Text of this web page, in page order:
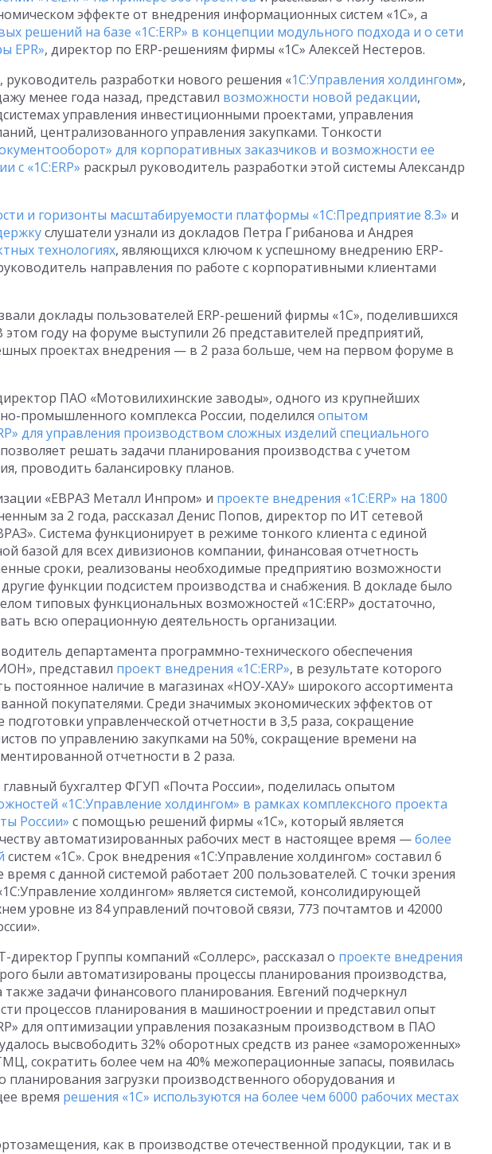
эффекте от внедрения информационных систем «1С», а
решений на базе «1С:ERP» в концепции модульного подхода и о сети
EPR», директор по ERP-решениям фирмы «1С» Алексей Нестеров.
разработки нового решения «1С:Управления холдингом»,
менее года назад, представил возможности новой редакции,
управления инвестиционными проектами, управления
централизованного управления закупками. Тонкости
для корпоративных заказчиков и возможности еe
с «1С:ERP» раскрыл руководитель разработки этой системы Александр
и горизонты масштабируемости платформы «1С:Предприятие 8.3» и
слушатели узнали из докладов Петра Грибанова и Андрея
технологиях, являющихся ключом к успешному внедрению ERP-
направления по работе с корпоративными клиентами
доклады пользователей ERP-решений фирмы «1С», поделившихся
году на форуме выступили 26 представителей предприятий,
проектах внедрения — в 2 раза больше, чем на первом форуме в
ПАО «Мотовилихинские заводы», одного из крупнейших
промышленного комплекса России, поделился опытом
для управления производством сложных изделий специального
решать задачи планирования производства с учетом
проводить балансировку планов.
«ЕВРАЗ Металл Инпром» и проекте внедрения «1С:ERP» на 1800
за 2 года, рассказал Денис Попов, директор по ИТ сетевой
Система функционирует в режиме тонкого клиента с единой
базой для всех дивизионов компании, финансовая отчетность
сроки, реализованы необходимые предприятию возможности
функции подсистем производства и снабжения. В докладе было
типовых функциональных возможностей «1С:ERP» достаточно,
всю операционную деятельность организации.
департамента программно-технического обеспечения
представил проект внедрения «1С:ERP», в результате которого
постоянное наличие в магазинах «НОУ-ХАУ» широкого ассортимента
покупателями. Среди значимых экономических эффектов от
подготовки управленческой отчетности в 3,5 раза, сокращение
по управлению закупками на 50%, сокращение времени на
отчетности в 2 раза.
бухгалтер ФГУП «Почта России», поделилась опытом
«1С:Управление холдингом» в рамках комплексного проекта
России» с помощью решений фирмы «1С», который является
автоматизированных рабочих мест в настоящее время —более
систем «1С». Срок внедрения «1С:Управление холдингом» составил 6
с данной системой работает 200 пользователей. С точки зрения
холдингом» является системой, консолидирующей
уровне из 84 управлений почтовой связи, 773 почтамтов и 42000
директор Группы компаний «Соллерс», рассказал о проекте внедрения
были автоматизированы процессы планирования производства,
также задачи финансового планирования. Евгений подчеркнул
процессов планирования в машиностроении и представил опыт
для оптимизации управления позаказным производством в ПАО
высвободить 32% оборотных средств из ранее «замороженных»
сократить более чем на 40% межоперационные запасы, появилась
планирования загрузки производственного оборудования и
время решения «1С» используются на более чем 6000 рабочих местах
как в производстве отечественной продукции, так и в